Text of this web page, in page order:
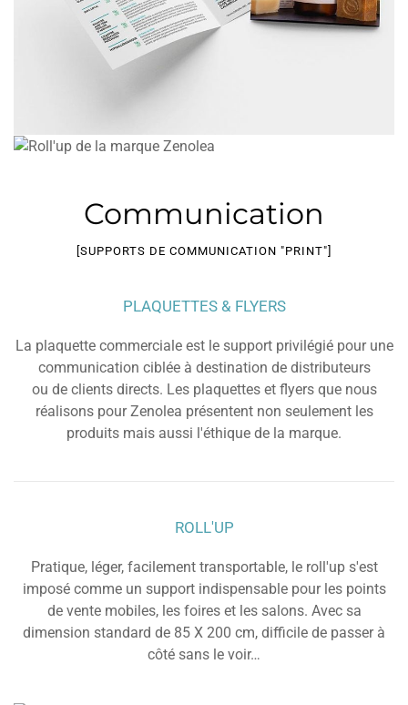
Communication
[SUPPORTS DE COMMUNICATION "PRINT"]
PLAQUETTES & FLYERS
La plaquette commerciale est le support privilégié pour une
communication ciblée à destination de distributeurs
ou de clients directs. Les plaquettes et flyers que nous
réalisons pour Zenolea présentent non seulement les
produits mais aussi l'éthique de la marque.
ROLL'UP
Pratique, léger, facilement transportable, le roll'up s'est
imposé comme un support indispensable pour les points
de vente mobiles, les foires et les salons. Avec sa
dimension standard de 85 X 200 cm, difficile de passer à
côté sans le voir…